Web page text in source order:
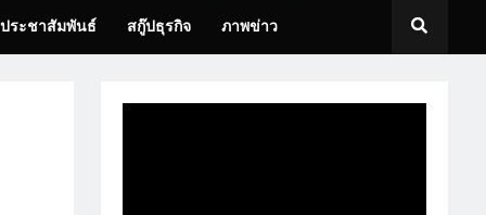
ประชาสัมพันธ์ สกู๊ปธุรกิจ ภาพข่าว